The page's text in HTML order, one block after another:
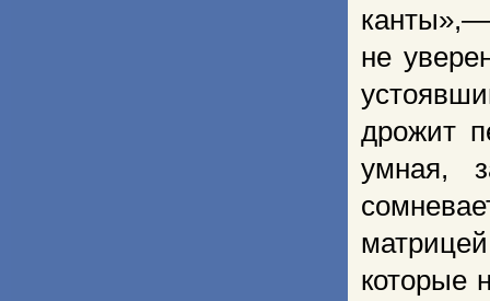
не
дрожит
умная,
которые